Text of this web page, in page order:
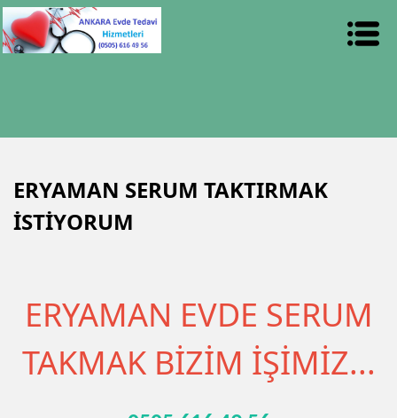
ERYAMAN SERUM TAKTIRMAK
İSTİYORUM
ERYAMAN EVDE SERUM
TAKMAK BİZİM İŞİMİZ...